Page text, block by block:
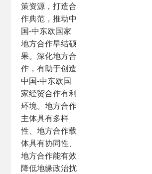
策资源，打造合
作典范，推动中
国-中东欧国家
地方合作早结硕
果。深化地方合
作，有助于创造
中国-中东欧国
家经贸合作有利
环境。地方合作
主体具有多样
性、地方合作载
体具有协同性、
地方合作能有效
降低地缘政治扰